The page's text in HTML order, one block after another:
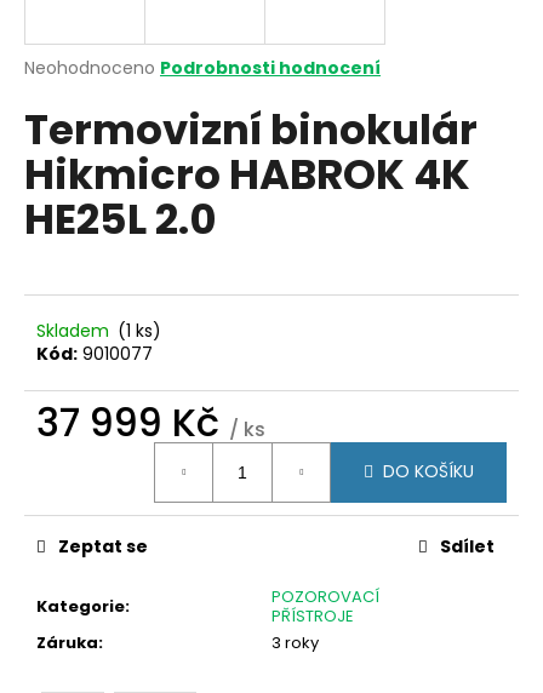
Průměrné
produktu
0,0
5
hvězdiček.
Neohodnoceno Podrobnosti hodnocení
Termovizní binokulár
Hikmicro HABROK 4K
HE25L 2.0
Skladem (1 ks)
Kód: 9010077
37 999 Kč / ks
DO KOŠÍKU
Kategorie:
POZOROVACÍ
PŘÍSTROJE
Záruka: 3 roky
Zeptat se Sdílet
j
t
?
D
o
p
u
č
m